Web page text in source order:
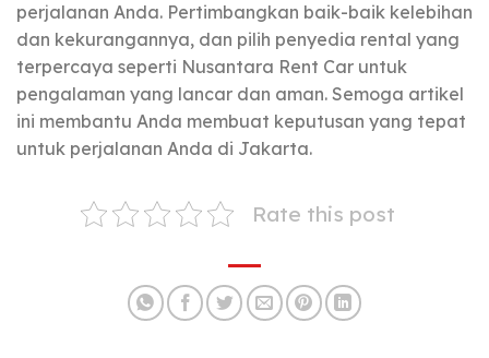
perjalanan Anda. Pertimbangkan baik-baik kelebihan
dan kekurangannya, dan pilih penyedia rental yang
terpercaya seperti Nusantara Rent Car untuk
pengalaman yang lancar dan aman. Semoga artikel
ini membantu Anda membuat keputusan yang tepat
untuk perjalanan Anda di Jakarta.
Rate this post